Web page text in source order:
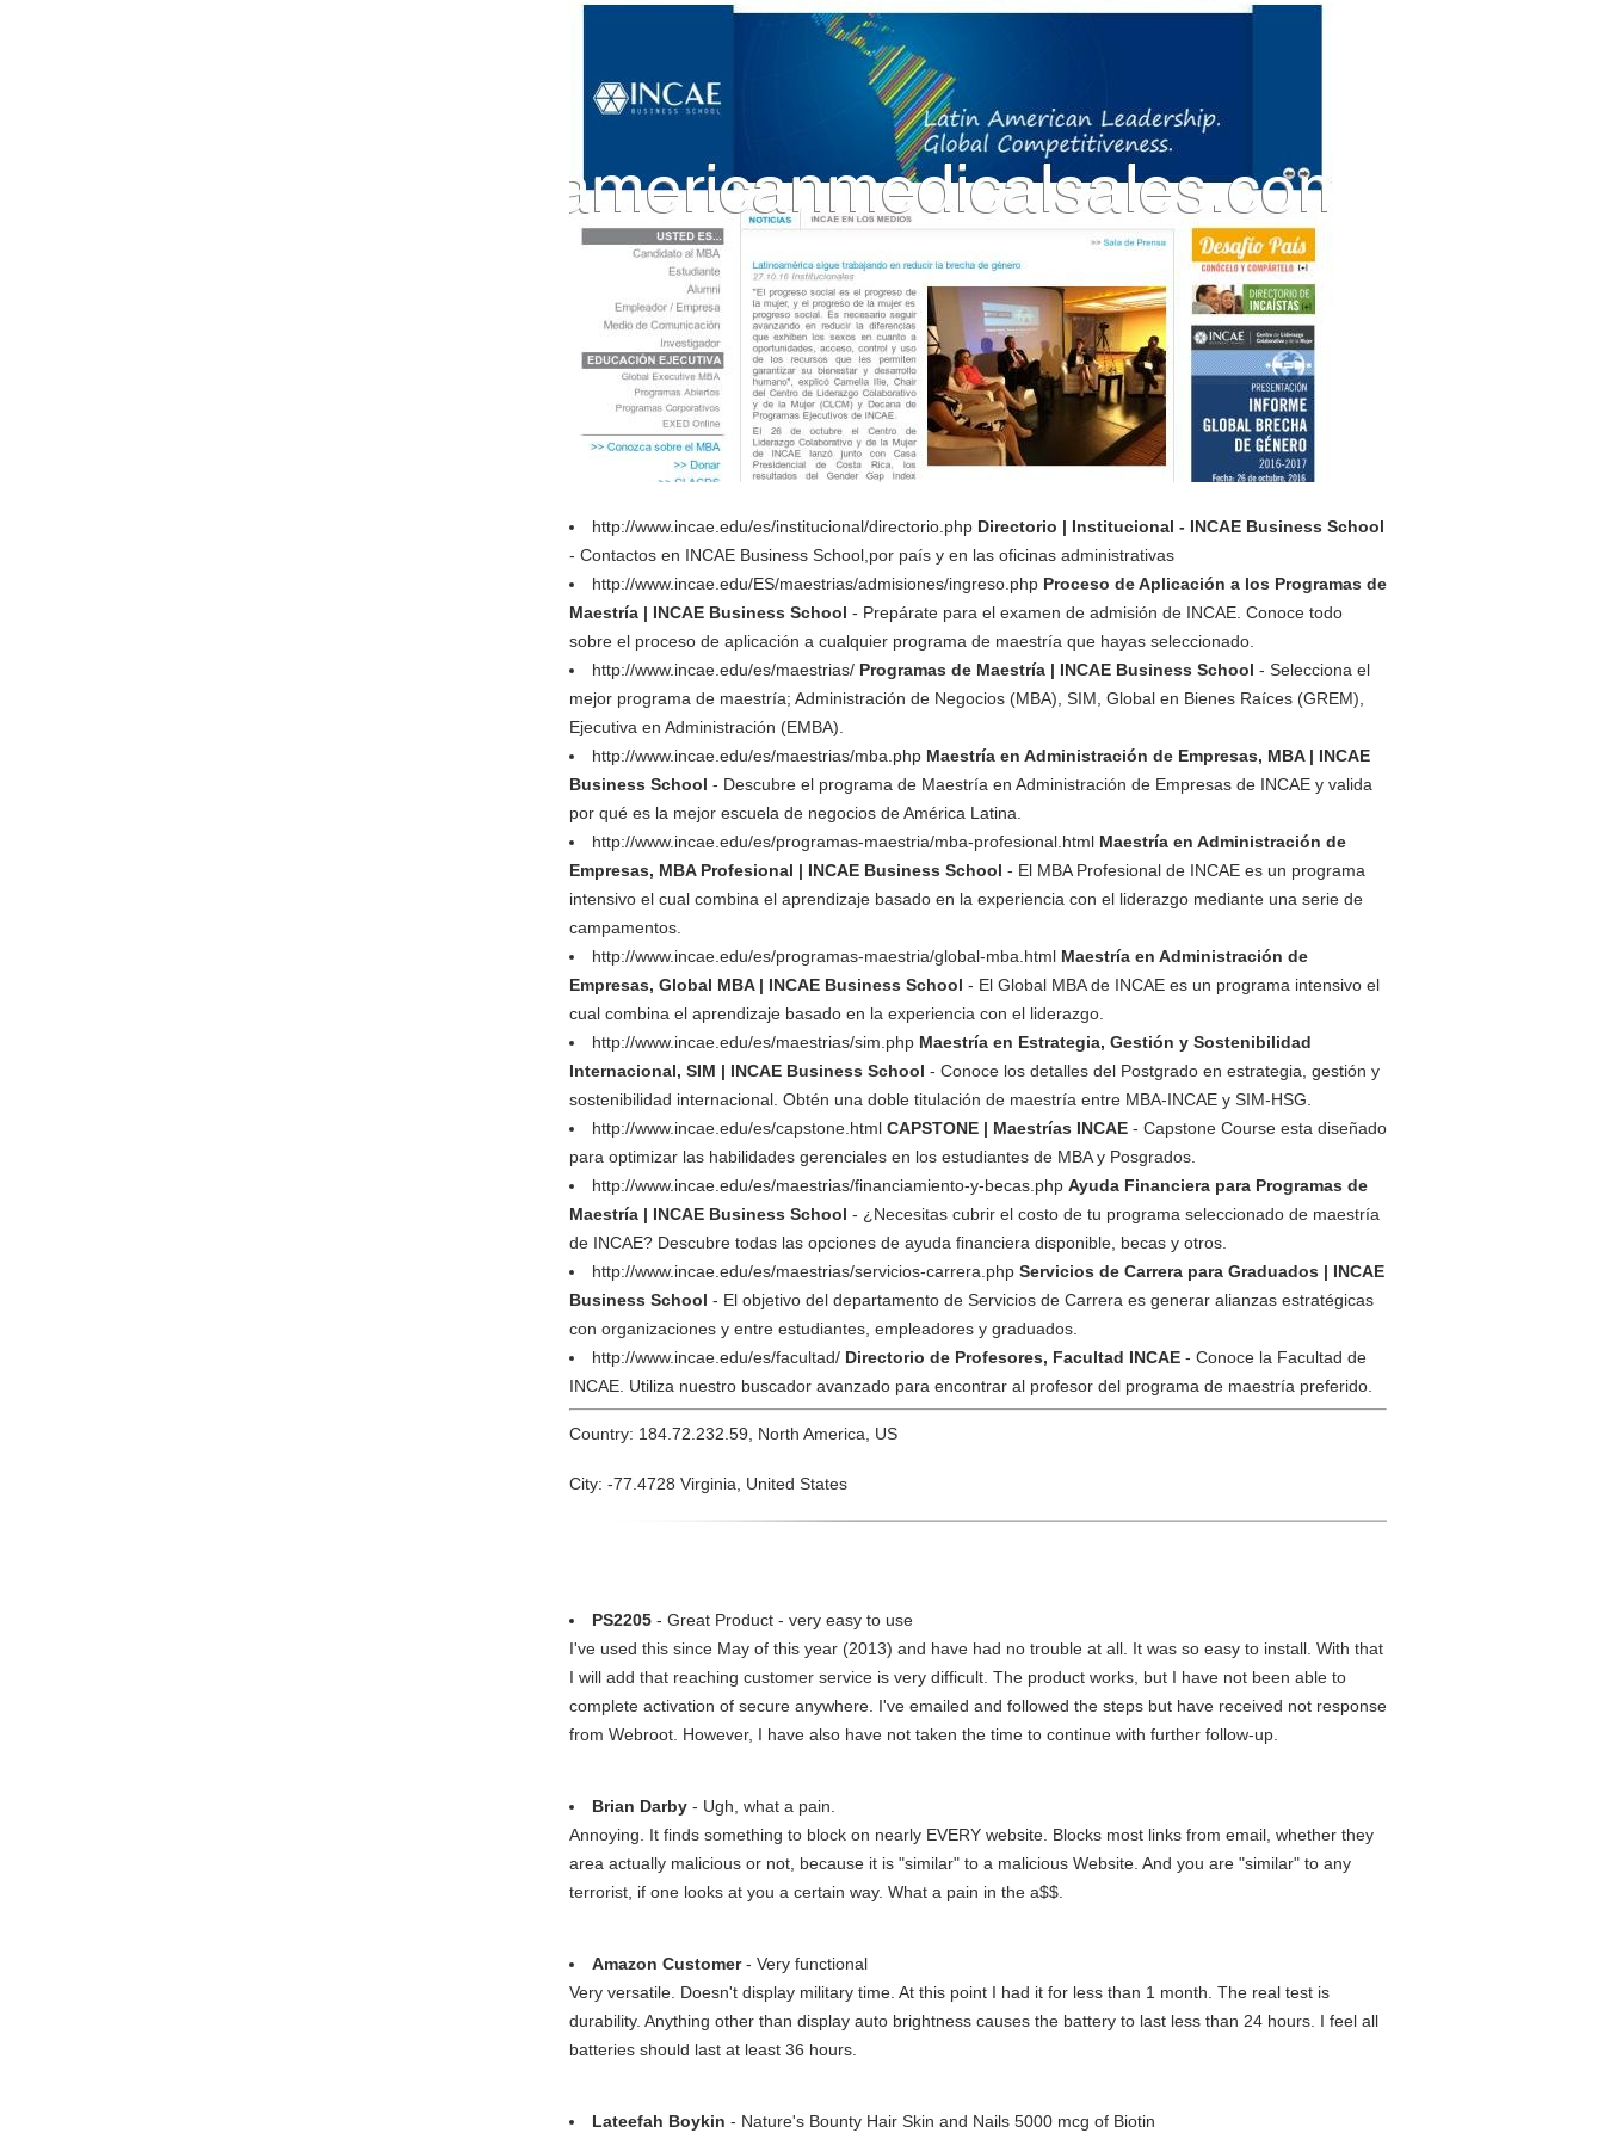
http://www.incae.edu/es/institucional/directorio.php Directorio | Institucional - INCAE Business School
- Contactos en INCAE Business School,por país y en las oficinas administrativas
http://www.incae.edu/ES/maestrias/admisiones/ingreso.php Proceso de Aplicación a los Programas de
Maestría | INCAE Business School - Prepárate para el examen de admisión de INCAE. Conoce todo
sobre el proceso de aplicación a cualquier programa de maestría que hayas seleccionado.
http://www.incae.edu/es/maestrias/ Programas de Maestría | INCAE Business School - Selecciona el
mejor programa de maestría; Administración de Negocios (MBA), SIM, Global en Bienes Raíces (GREM),
Ejecutiva en Administración (EMBA).
http://www.incae.edu/es/maestrias/mba.php Maestría en Administración de Empresas, MBA | INCAE
Business School - Descubre el programa de Maestría en Administración de Empresas de INCAE y valida
por qué es la mejor escuela de negocios de América Latina.
http://www.incae.edu/es/programas-maestria/mba-profesional.html Maestría en Administración de
Empresas, MBA Profesional | INCAE Business School - El MBA Profesional de INCAE es un programa
intensivo el cual combina el aprendizaje basado en la experiencia con el liderazgo mediante una serie de
campamentos.
http://www.incae.edu/es/programas-maestria/global-mba.html Maestría en Administración de
Empresas, Global MBA | INCAE Business School - El Global MBA de INCAE es un programa intensivo el
cual combina el aprendizaje basado en la experiencia con el liderazgo.
http://www.incae.edu/es/maestrias/sim.php Maestría en Estrategia, Gestión y Sostenibilidad
Internacional, SIM | INCAE Business School - Conoce los detalles del Postgrado en estrategia, gestión y
sostenibilidad internacional. Obtén una doble titulación de maestría entre MBA-INCAE y SIM-HSG.
http://www.incae.edu/es/capstone.html CAPSTONE | Maestrías INCAE - Capstone Course esta diseñado
para optimizar las habilidades gerenciales en los estudiantes de MBA y Posgrados.
http://www.incae.edu/es/maestrias/financiamiento-y-becas.php Ayuda Financiera para Programas de
Maestría | INCAE Business School - ¿Necesitas cubrir el costo de tu programa seleccionado de maestría
de INCAE? Descubre todas las opciones de ayuda financiera disponible, becas y otros.
http://www.incae.edu/es/maestrias/servicios-carrera.php Servicios de Carrera para Graduados | INCAE
Business School - El objetivo del departamento de Servicios de Carrera es generar alianzas estratégicas
con organizaciones y entre estudiantes, empleadores y graduados.
http://www.incae.edu/es/facultad/ Directorio de Profesores, Facultad INCAE - Conoce la Facultad de
INCAE. Utiliza nuestro buscador avanzado para encontrar al profesor del programa de maestría preferido.
Country: 184.72.232.59, North America, US
City: -77.4728 Virginia, United States
PS2205 - Great Product - very easy to use
I've used this since May of this year (2013) and have had no trouble at all. It was so easy to install. With that
I will add that reaching customer service is very difficult. The product works, but I have not been able to
complete activation of secure anywhere. I've emailed and followed the steps but have received not response
from Webroot. However, I have also have not taken the time to continue with further follow-up.
Brian Darby - Ugh, what a pain.
Annoying. It finds something to block on nearly EVERY website. Blocks most links from email, whether they
area actually malicious or not, because it is "similar" to a malicious Website. And you are "similar" to any
terrorist, if one looks at you a certain way. What a pain in the a$$.
Amazon Customer- Very functional
Very versatile. Doesn't display military time. At this point I had it for less than 1 month. The real test is
durability. Anything other than display auto brightness causes the battery to last less than 24 hours. I feel all
batteries should last at least 36 hours.
Lateefah Boykin - Nature's Bounty Hair Skin and Nails 5000 mcg of Biotin